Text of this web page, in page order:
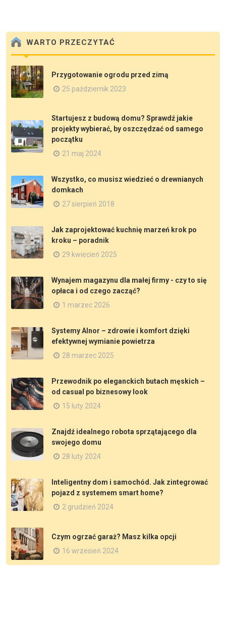
WARTO PRZECZYTAĆ
Przygotowanie ogrodu przed zimą
25 październik 2023
Startujesz z budową domu? Sprawdź jakie
projekty wybierać, by oszczędzać od samego
początku
21 maj 2024
Wszystko, co musisz wiedzieć o drewnianych
domkach
27 sierpień 2018
Jak zaprojektować kuchnię marzeń krok po
kroku – poradnik
29 kwiecień 2025
Wynajem magazynu dla małej firmy - czy to się
opłaca i od czego zacząć?
1 marzec 2026
Systemy Alnor – zdrowie i komfort dzięki
efektywnej wymianie powietrza
28 marzec 2025
Przewodnik po eleganckich butach męskich –
od casual po biznesowy look
15 luty 2024
Znajdź idealnego robota sprzątającego dla
swojego domu
28 luty 2024
Inteligentny dom i samochód. Jak zintegrować
pojazd z systemem smart home?
2 grudzień 2024
Czym ogrzać garaż? Masz kilka opcji
16 wrzesień 2024